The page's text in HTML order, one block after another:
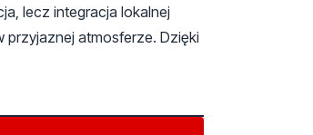
lecz integracja lokalnej
przyjaznej atmosferze. Dzięki